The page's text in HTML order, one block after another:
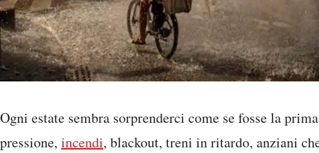
Ogni estate sembra sorprenderci come se fosse la
pressione, incendi, blackout, treni in ritardo, anziani